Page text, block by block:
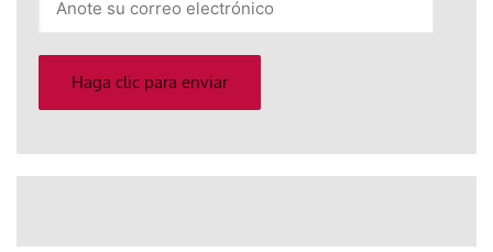
electrónico
Haga clic para enviar